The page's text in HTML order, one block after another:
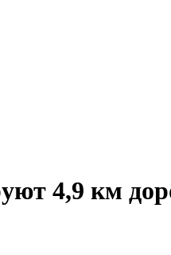
4,9 км